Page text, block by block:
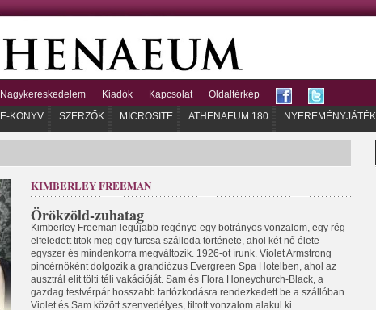
Nagykereskedelem Kiadók Kapcsolat
Oldaltérkép
E-KÖNYV SZERZŐK MICROSITE ATHENAEUM 180 NYEREMÉNYJÁTÉK
KIMBERLEY FREEMAN
Örökzöld-zuhatag
Kimberley Freeman legújabb regénye egy botrányos vonzalom, egy rég
elfeledett titok meg egy furcsa szálloda története, ahol két nő élete
egyszer és mindenkorra megváltozik. 1926-ot írunk. Violet Armstrong
pincérnőként dolgozik a grandiózus Evergreen Spa Hotelben, ahol az
ausztrál elit tölti téli vakációját. Sam és Flora Honeychurch-Black, a
gazdag testvérpár hosszabb tartózkodásra rendezkedett be a szállóban.
Violet és Sam között szenvedélyes, tiltott vonzalom alakul ki.